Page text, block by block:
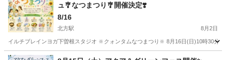
ュ🎐なつまつり🎐開催決定❣️
8/16
北方駅 8月2日
イルチブレインヨガ下曽根スタジオ 🔆クォンタムなつまつり‪🔆‬ 8月16日(日)10時30分
福岡 北九州市 北方駅 地域/お祭り ブース